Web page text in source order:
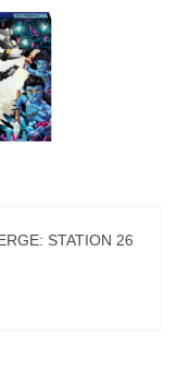
STATION 26